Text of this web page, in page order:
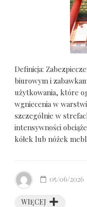
Definicja:
biurowym i
użytkowania, które
wgniecenia w
szczególnie w
intensywności
kółek lub nóżek
WIĘCEJ
05/06/2026